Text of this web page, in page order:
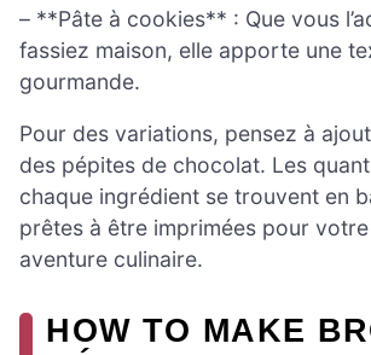
– **Pâte à cookies** : Que vous
fassiez maison, elle apporte une
gourmande.
Pour des variations, pensez à
des pépites de chocolat. Les
chaque ingrédient se trouvent en
prêtes à être imprimées pour
aventure culinaire.
HOW TO MAKE